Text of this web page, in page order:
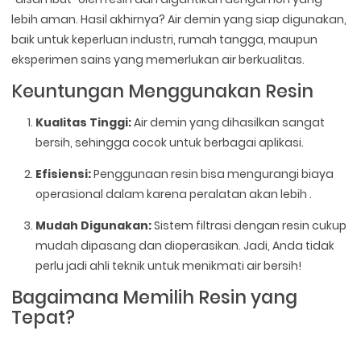
lebih aman. Hasil akhirnya? Air demin yang siap digunakan,
baik untuk keperluan industri, rumah tangga, maupun
eksperimen sains yang memerlukan air berkualitas.
Keuntungan Menggunakan Resin
Kualitas Tinggi:Air demin yang dihasilkan sangat
bersih, sehingga cocok untuk berbagai aplikasi.
Efisiensi:Penggunaan resin bisa mengurangi biaya
operasional dalam karena peralatan akan lebih .
Mudah Digunakan:Sistem filtrasi dengan resin cukup
mudah dipasang dan dioperasikan. Jadi, Anda tidak
perlu jadi ahli teknik untuk menikmati air bersih!
Bagaimana Memilih Resin yang
Tepat?